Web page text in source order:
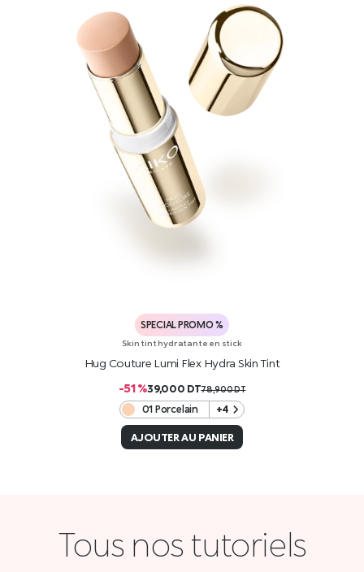
SPECIAL PROMO %
Skin tint hydratante en stick
Hug Couture Lumi Flex Hydra Skin Tint
-51 %39,000 DT78,900DT
01 Porcelain +4
AJOUTER AU PANIER
Tous nos tutoriels